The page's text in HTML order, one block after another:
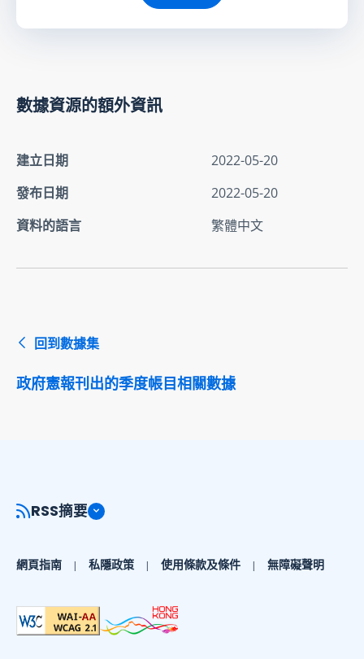
數據資源的額外資訊
建立日期
2022-05-20
發布日期
2022-05-20
資料的語言
繁體中文
回到數據集
政府憲報刊出的季度帳目相關數據
RSS摘要
網頁指南 私隱政策 使用條款及條件 無障礙聲明